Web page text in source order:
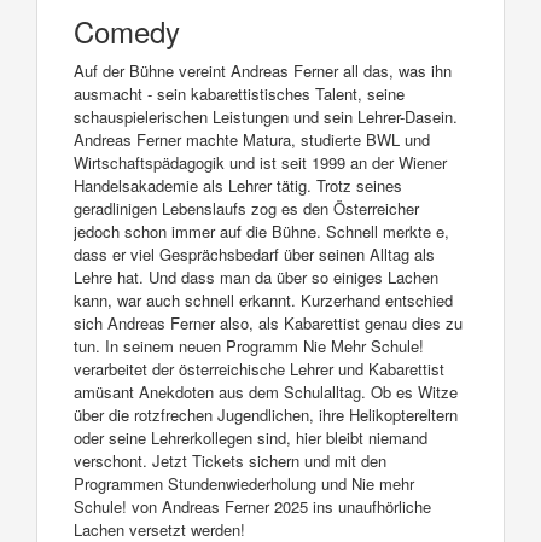
Comedy
Auf der Bühne vereint Andreas Ferner all das, was ihn
ausmacht - sein kabarettistisches Talent, seine
schauspielerischen Leistungen und sein Lehrer-Dasein.
Andreas Ferner machte Matura, studierte BWL und
Wirtschaftspädagogik und ist seit 1999 an der Wiener
Handelsakademie als Lehrer tätig. Trotz seines
geradlinigen Lebenslaufs zog es den Österreicher
jedoch schon immer auf die Bühne. Schnell merkte e,
dass er viel Gesprächsbedarf über seinen Alltag als
Lehre hat. Und dass man da über so einiges Lachen
kann, war auch schnell erkannt. Kurzerhand entschied
sich Andreas Ferner also, als Kabarettist genau dies zu
tun. In seinem neuen Programm Nie Mehr Schule!
verarbeitet der österreichische Lehrer und Kabarettist
amüsant Anekdoten aus dem Schulalltag. Ob es Witze
über die rotzfrechen Jugendlichen, ihre Helikoptereltern
oder seine Lehrerkollegen sind, hier bleibt niemand
verschont. Jetzt Tickets sichern und mit den
Programmen Stundenwiederholung und Nie mehr
Schule! von Andreas Ferner 2025 ins unaufhörliche
Lachen versetzt werden!